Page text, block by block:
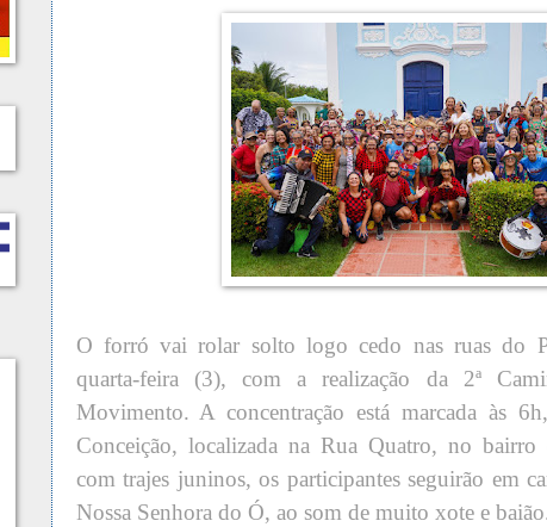
O forró vai rolar solto logo cedo nas ruas do
quarta-feira (3), com a realização da 2ª
Movimento. A concentração está marcada às
Conceição, localizada na Rua Quatro, no bairro
com trajes juninos, os participantes seguirão em
Nossa Senhora do Ó, ao som de muito xote e